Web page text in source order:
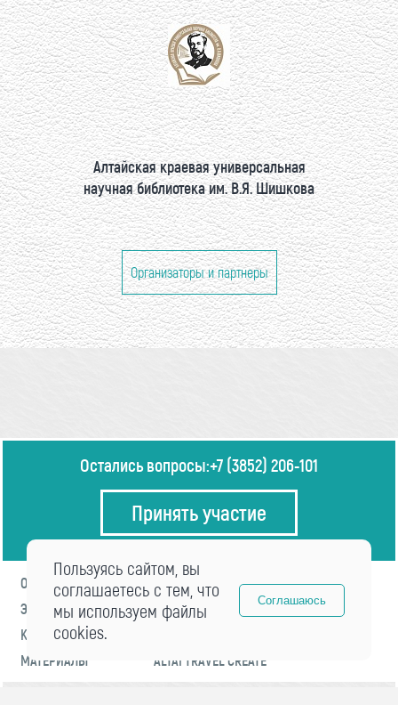
Алтайская краевая универсальная
научная библиотека им. В.Я. Шишкова
Организаторы и партнеры
Остались вопросы:+7 (3852) 206-101
Принять участие
О ФОРУМЕ
ПРОГРАММА
ЭКСПЕРТЫ
НОВОСТИ
КОНТАКТЫ
МАТЕРИАЛЫ
ALTAI TRAVEL CREATE
Пользуясь сайтом, вы
соглашаетесь с тем, что
мы используем файлы
cookies.
Соглашаюсь